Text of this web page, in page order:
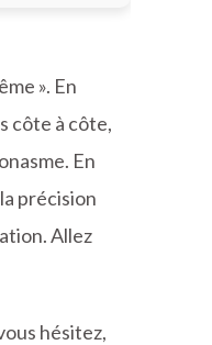
». En
côte à côte,
En
précision
Allez
hésitez,